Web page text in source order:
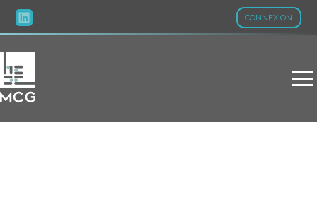
CONNEXION
Aller
au